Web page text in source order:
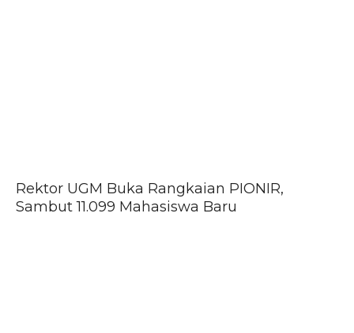
Rektor UGM Buka Rangkaian PIONIR,
Sambut 11.099 Mahasiswa Baru